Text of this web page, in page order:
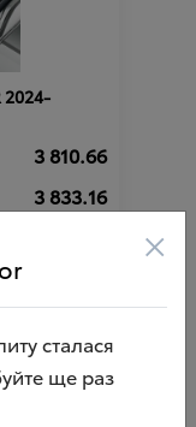
2024-
3 810.66
3 833.16
×
сталася
ще раз